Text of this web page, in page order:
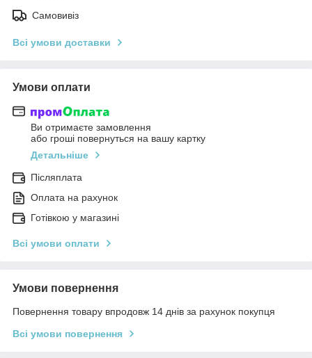
Самовивіз
Всі умови доставки
Умови оплати
Ви отримаєте замовлення
або гроші повернуться на вашу картку
Детальніше
Післяплата
Оплата на рахунок
Готівкою у магазині
Всі умови оплати
Умови повернення
Повернення товару впродовж 14 днів за рахунок покупця
Всі умови повернення